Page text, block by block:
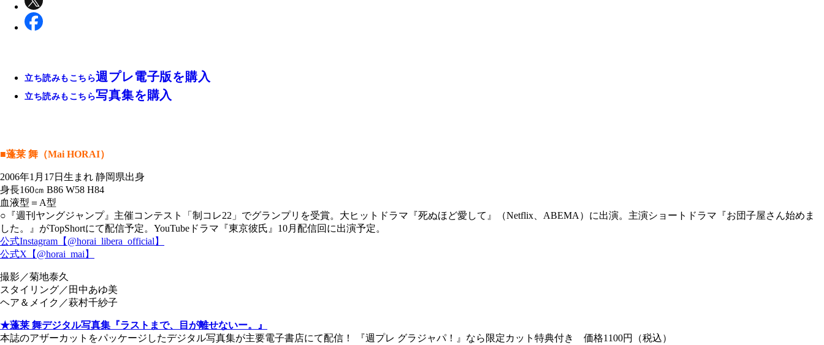
立ち読みもこちら週プレ電子版を購入
立ち読みもこちら写真集を購入
■蓬莱 舞（Mai HORAI）
2006年1月17日生まれ 静岡県出身
身長160㎝ B86 W58 H84
血液型＝A型
○『週刊ヤングジャンプ』主催コンテスト「制コレ22」でグランプリを受賞。大ヒットドラマ『死ぬほど愛して』（Netflix、ABEMA）に出演。主演ショートドラマ『お団子屋さん始めま
した。』がTopShortにて配信予定。YouTubeドラマ『東京彼氏』10月配信回に出演予定。
公式Instagram【@horai_libera_official】
公式X【@horai_mai】
撮影／菊地泰久
スタイリング／田中あゆ美
ヘア＆メイク／萩村千紗子
★蓬莱 舞デジタル写真集『ラストまで、目が離せないー。』
本誌のアザーカットをパッケージしたデジタル写真集が主要電子書店にて配信！ 『週プレ グラジャパ！』なら限定カット特典付き 価格1100円（税込）